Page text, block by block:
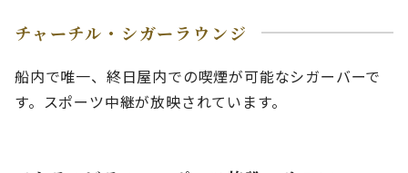
チャーチル・シガーラウンジ
船内で唯一、終日屋内での喫煙が可能なシガーバーで
す。スポーツ中継が放映されています。